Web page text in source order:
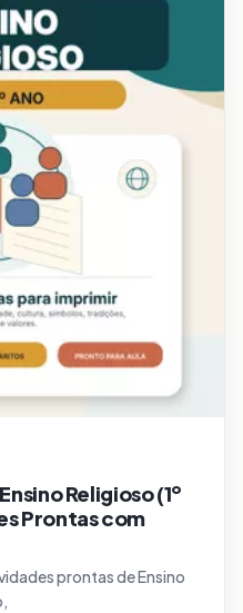
Religioso (1º
Prontas com
prontas de Ensino